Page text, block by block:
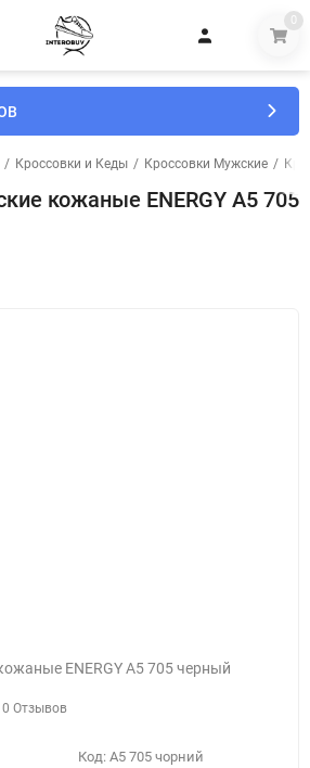
0
/ Кроссовки и Кеды / Кроссовки Мужские /
кожаные ENERGY А5 705
ENERGY А5 705 черный
0 Отзывов
Код: А5 705 чорний